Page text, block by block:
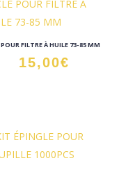
POUR FILTRE À HUILE 73-85 MM
15,00€